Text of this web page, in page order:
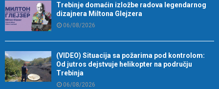
Trebinje domaćin izložbe radova legendarnog
dizajnera Miltona Glejzera
06/08/2026
(VIDEO) Situacija sa požarima pod kontrolom:
Od jutros dejstvuje helikopter na području
Trebinja
06/08/2026